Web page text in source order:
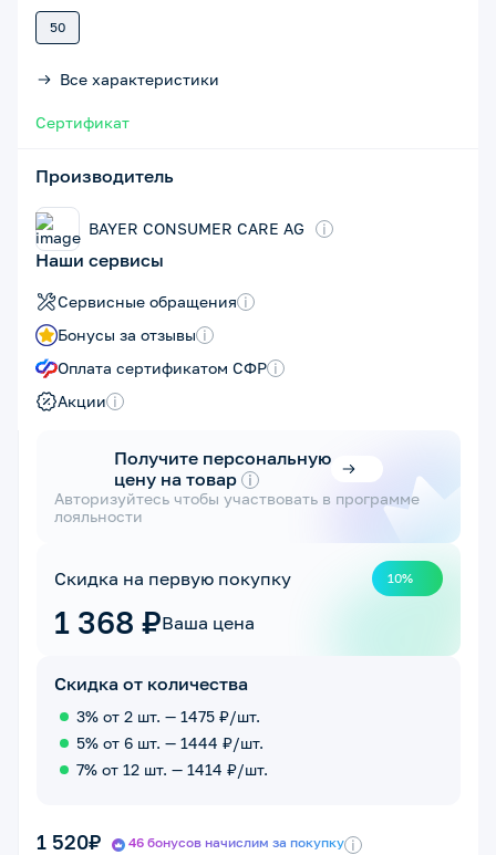
50
Все характеристики
Сертификат
Производитель
BAYER CONSUMER CARE AG i
Наши сервисы
Сервисные обращения i
Бонусы за отзывы i
Оплата сертификатом СФР i
Акции i
Получите персональную
цену на товар i
Авторизуйтесь чтобы участвовать в программе
лояльности
Скидка на первую покупку 10%
1 368 ₽Ваша цена
Скидка от количества
3% от 2 шт. — 1475 ₽/шт.
5% от 6 шт. — 1444 ₽/шт.
7% от 12 шт. — 1414 ₽/шт.
1 520₽ 46 бонусов начислим за покупку i